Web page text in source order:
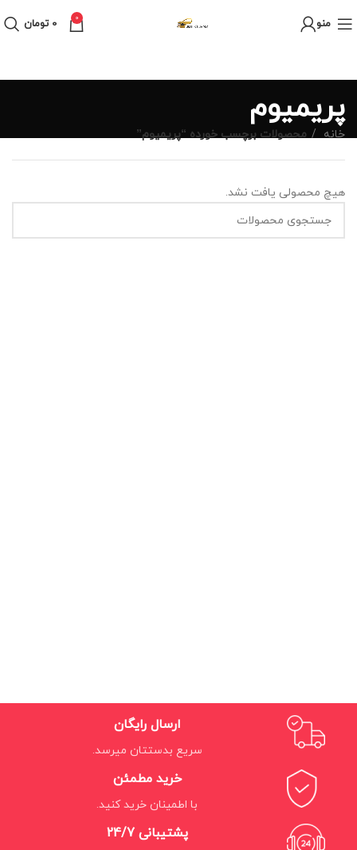
منو 0
0 تومان
پریمیوم
خانه محصولات برچسب خورده “پریمیوم”
هیچ محصولی یافت نشد.
ارسال رایگان
سریع بدستتان میرسد.
خرید مطمئن
با اطمینان خرید کنید.
پشتیبانی 24/7